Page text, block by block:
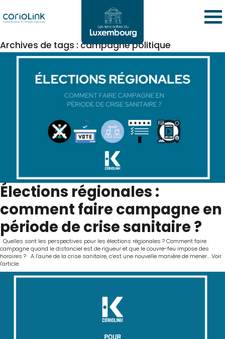
Archives de tags : campagne politique
Élections régionales :
comment faire campagne en
période de crise sanitaire ?
Quelles sont les perspectives pour les élections régionales ? Comment faire
campagne quand le distanciel est de rigueur et que le couvre-feu impose des
horaires ? A l’aune de la crise sanitaire, c’est une nouvelle manière de mener...Voir
l'article